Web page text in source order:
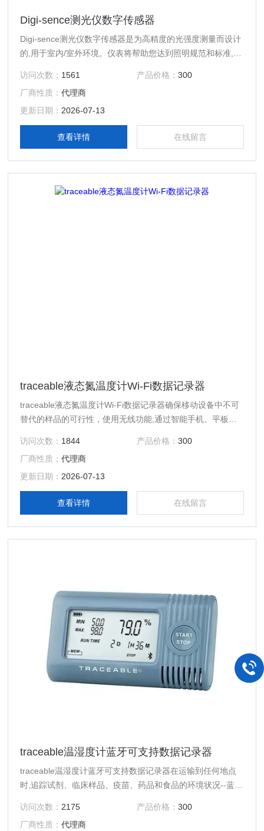
Digi-sence测光仪数字传感器
Digi-sence测光仪数字传感器是为高精度的光强度测量而设计
的,用于室内/室外环境。仪表将帮助您达到照明规范和标准,确
可跟踪的预先校准意味着你获得了可靠的测量,节省了你的时
间和金钱!
访问次数： 1561 产品价格： 300
厂商性质：代理商
更新日期： 2026-07-13
查看详情 在线留言
traceable液态氮温度计Wi-Fi数据记录器
traceable液态氮温度计Wi-Fi数据记录器确保移动设备中不可
替代的样品的可行性，使用无线功能,通过智能手机、平板电
访问次数： 1844 产品价格： 300
厂商性质：代理商
更新日期： 2026-07-13
查看详情 在线留言
traceable温湿度计蓝牙可支持数据记录器
traceable温湿度计蓝牙可支持数据记录器在运输到任何地点
时,追踪试剂、临床样品、疫苗、药品和食品的环境状况--蓝牙
地方--即使是在一个小的冷却器里。
访问次数： 2175 产品价格： 300
厂商性质：代理商